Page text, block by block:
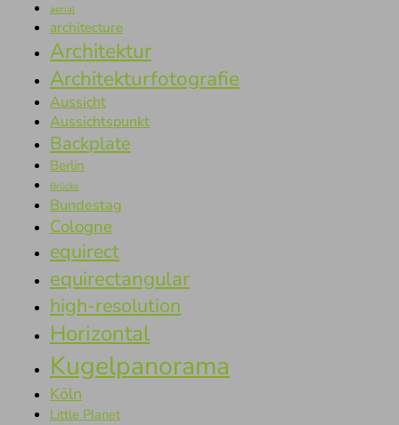
aerial
architecture
Architektur
Architekturfotografie
Aussicht
Aussichtspunkt
Backplate
Berlin
Brücke
Bundestag
Cologne
equirect
equirectangular
high-resolution
Horizontal
Kugelpanorama
Köln
Little Planet